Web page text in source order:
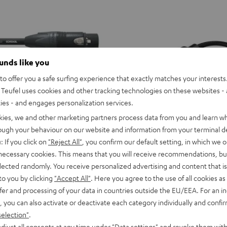
und Mikrofonverbindung
USB-
C
auf
Kopfhöreranschluss
Adapter
USB-C auf
USB-C auf Kopfhöreranschluss
Verbinden von Kopfhörern oder
mm-Klinkenstecker an
USB-C-Port
like you
offer you a safe surfing experience that exactly matches your
uses cookies and other tracking technologies on these websites -
- and engages personalization services.
we and other marketing partners process data from you and learn
your behaviour on our website and information from your terminal
If you click on "Reject All" , you confirm our default setting, in which we
cookies. This means that you will receive recommendations,
randomly. You receive personalized advertising and content that
you by clicking "Accept All" . Here you agree to the use of all cookies
and processing of your data in countries outside the EU/EEA. For an
you can also activate or deactivate each category individually and